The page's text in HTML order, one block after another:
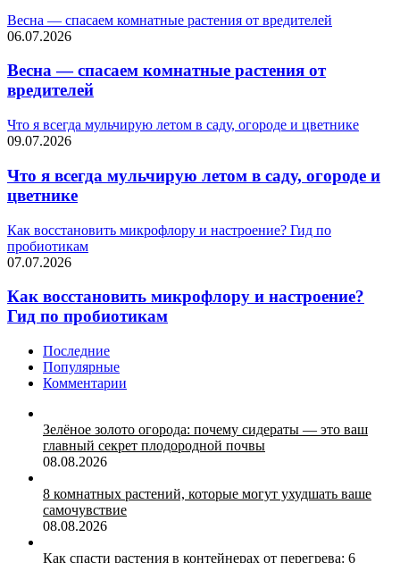
Весна — спасаем комнатные растения от вредителей
06.07.2026
Весна — спасаем комнатные растения от
вредителей
Что я всегда мульчирую летом в саду, огороде и цветнике
09.07.2026
Что я всегда мульчирую летом в саду, огороде и
цветнике
Как восстановить микрофлору и настроение? Гид по
пробиотикам
07.07.2026
Как восстановить микрофлору и настроение?
Гид по пробиотикам
Последние
Популярные
Комментарии
Зелёное золото огорода: почему сидераты — это ваш
главный секрет плодородной почвы
08.08.2026
8 комнатных растений, которые могут ухудшать ваше
самочувствие
08.08.2026
Как спасти растения в контейнерах от перегрева: 6